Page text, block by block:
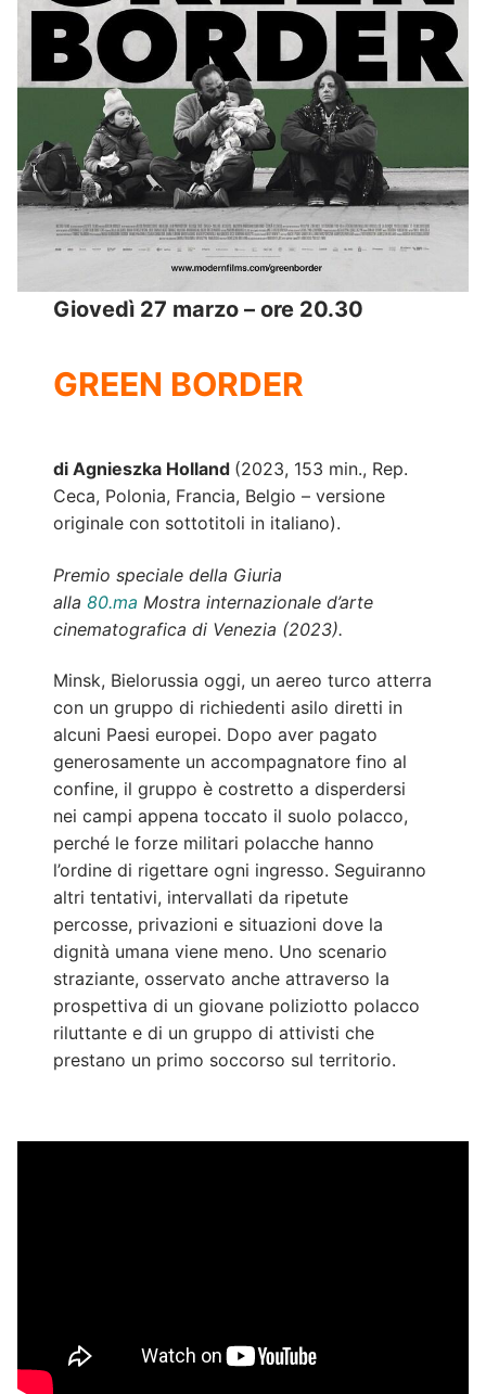
Giovedì 27 marzo – ore 20.30
GREEN BORDER
di Agnieszka Holland (2023, 153 min., Rep.
Ceca, Polonia, Francia, Belgio – versione
originale con sottotitoli in italiano).
Premio speciale della Giuria
alla80.ma Mostra internazionale d’arte
cinematografica di Venezia (2023).
Minsk, Bielorussia oggi, un aereo turco atterra
con un gruppo di richiedenti asilo diretti in
alcuni Paesi europei. Dopo aver pagato
generosamente un accompagnatore fino al
confine, il gruppo è costretto a disperdersi
nei campi appena toccato il suolo polacco,
perché le forze militari polacche hanno
l’ordine di rigettare ogni ingresso. Seguiranno
altri tentativi, intervallati da ripetute
percosse, privazioni e situazioni dove la
dignità umana viene meno. Uno scenario
straziante, osservato anche attraverso la
prospettiva di un giovane poliziotto polacco
riluttante e di un gruppo di attivisti che
prestano un primo soccorso sul territorio.